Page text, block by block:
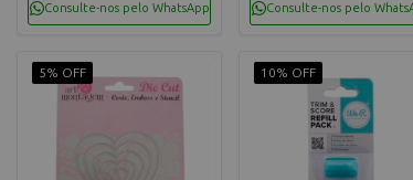
Consulte-nos pelo WhatsApp Consulte-nos pelo
5% OFF 10% OFF